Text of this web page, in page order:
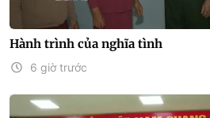
Hành trình của nghĩa tình
6 giờ trước